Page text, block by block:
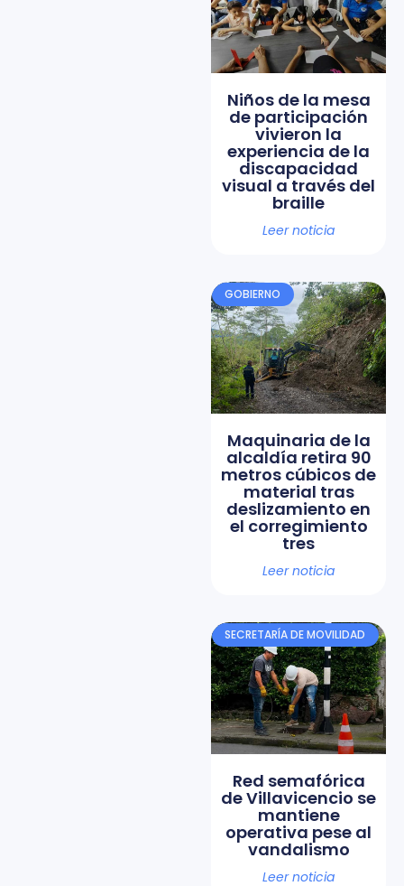
Niños de la mesa
de participación
vivieron la
experiencia de la
discapacidad
visual a través del
braille
Leer noticia
GOBIERNO
Maquinaria de la
alcaldía retira 90
metros cúbicos de
material tras
deslizamiento en
el corregimiento
tres
Leer noticia
SECRETARÍA DE MOVILIDAD
Red semafórica
de Villavicencio se
mantiene
operativa pese al
vandalismo
Leer noticia